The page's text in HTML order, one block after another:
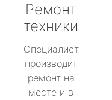
Ремонт
техники
Специалист
производит
ремонт на
месте и в